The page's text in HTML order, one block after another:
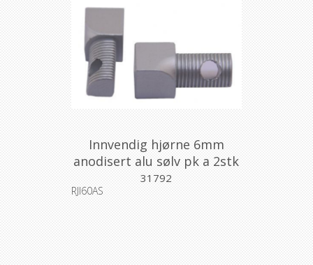
Innvendig hjørne 6mm
anodisert alu sølv pk a 2stk
31792
RJI60AS